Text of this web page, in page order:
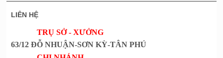
LIÊN HỆ
TRỤ SỞ - XƯỞNG
63/12 ĐỖ NHUẬN-SƠN KỲ-TÂN PHÚ